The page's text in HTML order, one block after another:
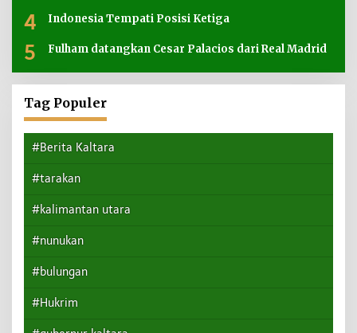
4 Indonesia Tempati Posisi Ketiga
5 Fulham datangkan Cesar Palacios dari Real Madrid
Tag Populer
#Berita Kaltara
#tarakan
#kalimantan utara
#nunukan
#bulungan
#Hukrim